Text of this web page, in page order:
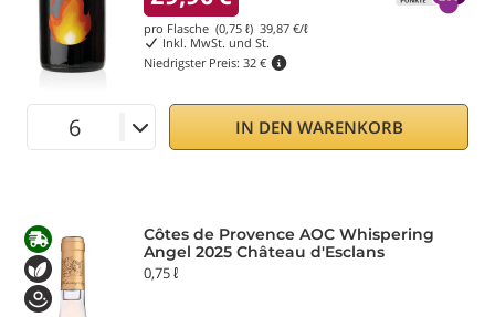
pro Flasche (0,75 ℓ) 39,87 €/ℓ
Inkl. MwSt. und St.
Niedrigster Preis: 32 €
IN DEN WARENKORB
Côtes de Provence AOC Whispering
Angel 2025 Château d'Esclans
0,75 ℓ